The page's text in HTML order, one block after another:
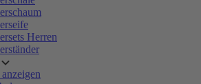
Herren